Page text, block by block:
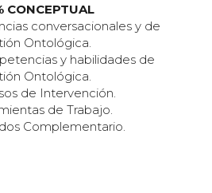
CONCEPTUAL
conversacionales y de
Ontológica.
y habilidades de
Ontológica.
de Intervención.
de Trabajo.
Complementario.